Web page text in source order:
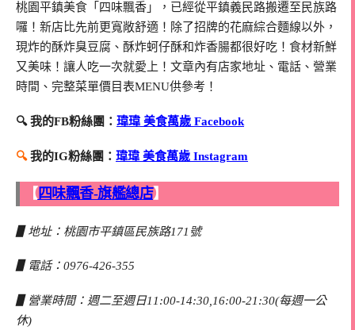
桃園平鎮美食「四味飄香」，已經從平鎮義民路搬遷至民族路
囉！新店比先前更寬敞舒適！除了招牌的花麻綜合麵線以外，
現炸的酥炸臭豆腐、酥炸蚵仔酥和炸香腸都很好吃！食材新鮮
又美味！讓人吃一次就愛上！文章內有店家地址、電話、營業
時間、完整菜單價目表MENU供參考！
🔍 我的FB粉絲團： 瑋瑋 美食萬歲 Facebook
🔍我的IG粉絲團： 瑋瑋 美食萬歲 Instagram
【 四味飄香-旗艦總店】
▋地址：桃園市平鎮區民族路171號
▋電話：0976-426-355
▋營業時間：週二至週日11:00-14:30,16:00-21:30(每週一公
休)